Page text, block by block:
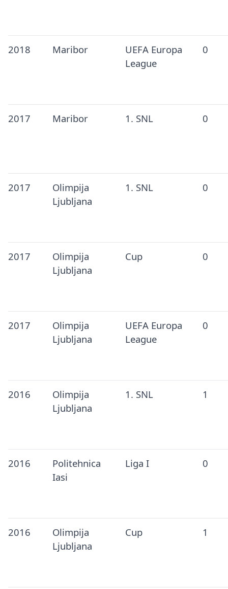
2018 Maribor
UEFA Europa
League
0
2017 Maribor 1. SNL 0
2017
Olimpija
Ljubljana
1. SNL 0
2017
Olimpija
Ljubljana
Cup 0
2017
Olimpija
Ljubljana
UEFA Europa
League
0
2016
Olimpija
Ljubljana
1. SNL 1
2016
Politehnica
Iasi
Liga I 0
2016
Olimpija
Ljubljana
Cup 1